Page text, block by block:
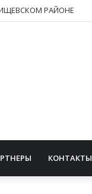
РАЙОНЕ
КОНТАКТЫ